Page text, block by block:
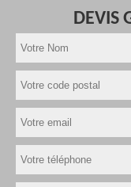
DEVIS